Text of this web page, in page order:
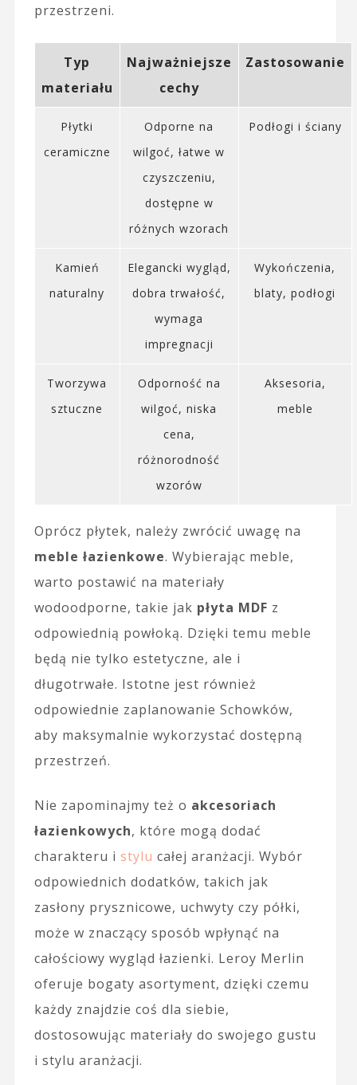
przestrzeni.
Typ
materiału
Najważniejsze
cechy
Zastosowanie
Płytki
ceramiczne
Odporne na
wilgoć, łatwe w
czyszczeniu,
dostępne w
różnych wzorach
Podłogi i ściany
Kamień
naturalny
Elegancki wygląd,
dobra trwałość,
wymaga
impregnacji
Wykończenia,
blaty, podłogi
Tworzywa
sztuczne
Odporność na
wilgoć, niska
cena,
różnorodność
wzorów
Aksesoria,
meble
Oprócz płytek, należy zwrócić uwagę na
meble łazienkowe. Wybierając meble,
warto postawić na materiały
wodoodporne, takie jak płyta MDF z
odpowiednią powłoką. Dzięki temu meble
będą nie tylko estetyczne, ale i
długotrwałe. Istotne jest również
odpowiednie zaplanowanie Schowków,
aby maksymalnie wykorzystać dostępną
przestrzeń.
Nie zapominajmy też o akcesoriach
łazienkowych, które mogą dodać
charakteru i stylu całej aranżacji. Wybór
odpowiednich dodatków, takich jak
zasłony prysznicowe, uchwyty czy półki,
może w znaczący sposób wpłynąć na
całościowy wygląd łazienki. Leroy Merlin
oferuje bogaty asortyment, dzięki czemu
każdy znajdzie coś dla siebie,
dostosowując materiały do swojego gustu
i stylu aranżacji.